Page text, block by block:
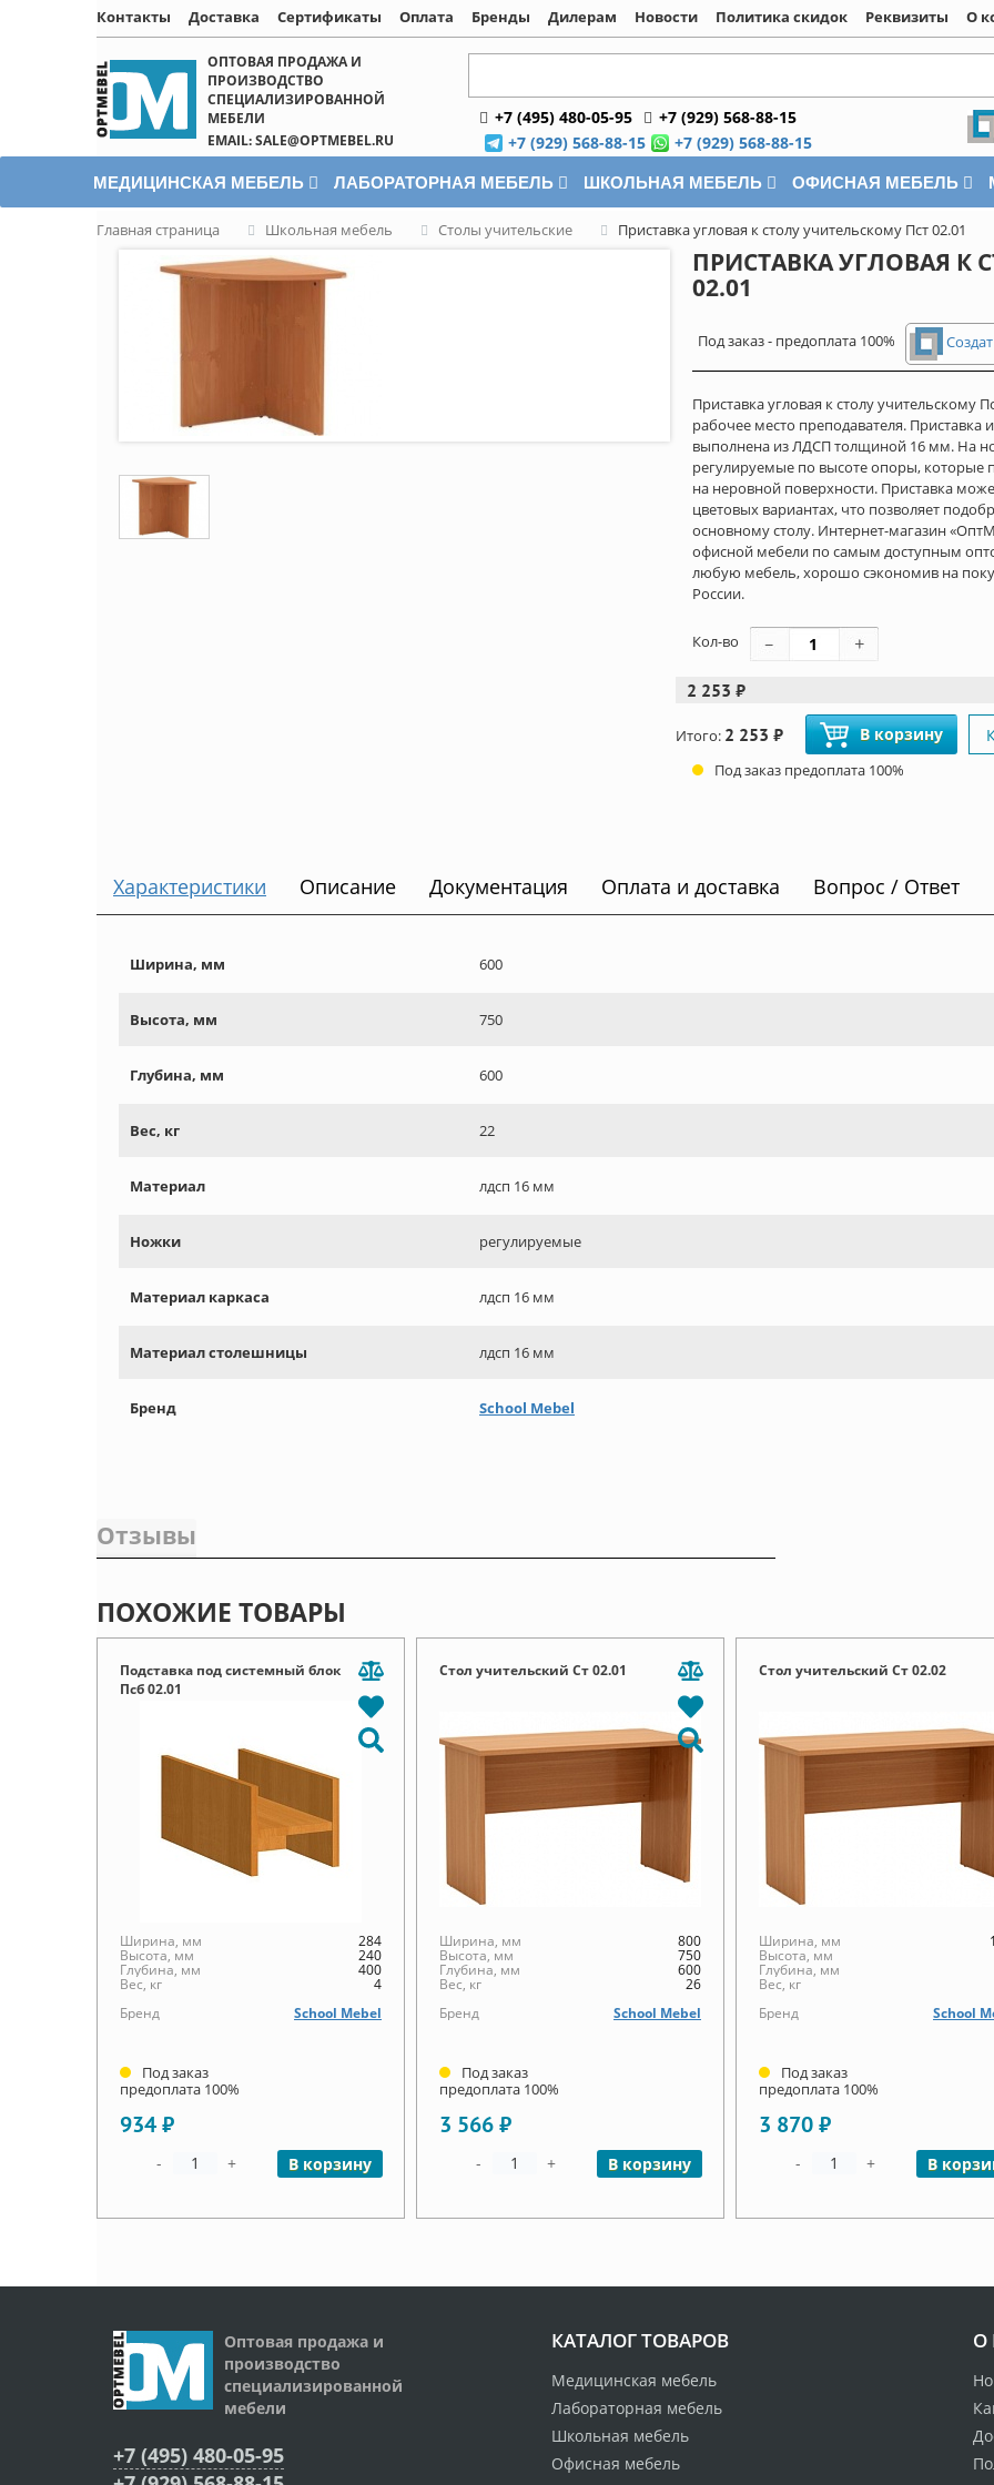
Контакты Доставка Сертификаты Оплата Бренды Дилерам Новости Политика скидок Реквизиты
О
Написать онлайнОПТОВАЯ ПРОДАЖА И
ПРОИЗВОДСТВО
СПЕЦИАЛИЗИРОВАННОЙ
МЕБЕЛИ
EMAIL: SALE@OPTMEBEL.RU
+7 (495) 480-05-95
+7 (929) 568-88-15
+7 (929) 568-88-15
+7 (929) 568-88-15
МЕДИЦИНСКАЯ МЕБЕЛЬ ЛАБОРАТОРНАЯ МЕБЕЛЬ ШКОЛЬНАЯ МЕБЕЛЬ ОФИСНАЯ МЕБЕЛЬ
Главная страница Школьная мебель Столы учительские Приставка угловая к столу учительскому Пст 02.01
ПРИСТАВКА УГЛОВАЯ К
02.01
Под заказ - предоплата 100%
Приставка угловая к столу учительскому
рабочее место преподавателя.
выполнена из ЛДСП толщиной 16 мм. На
регулируемые по высоте опоры, которые
на неровной поверхности. Приставка
цветовых вариантах, что позволяет
основному столу. Интернет-магазин
офисной мебели по самым доступным
любую мебель, хорошо сэкономив на
России.
Кол-во
2 253 ₽
Итого: 2 253 ₽ В корзину
Под заказ предоплата 100%
Характеристики Описание Документация Оплата и доставка Вопрос / Ответ
Ширина, мм 600
Высота, мм 750
Глубина, мм 600
Вес, кг 22
Материал лдсп 16 мм
Ножки регулируемые
Материал каркаса лдсп 16 мм
Материал столешницы лдсп 16 мм
Бренд School Mebel
Отзывы
ПОХОЖИЕ ТОВАРЫ
Подставка под системный блок
Псб 02.01
Ширина, мм 284
Высота, мм 240
Глубина, мм 400
Вес, кг
4
Бренд
School Mebel
Под заказ
предоплата 100%
934 ₽
- + В корзину
Стол учительский Ст 02.01
Ширина, мм 800
Высота, мм 750
Глубина, мм 600
Вес, кг
26
Бренд
School Mebel
Под заказ
предоплата 100%
3 566 ₽
- + В корзину
Стол учительский Ст 02.02
Ширина, мм
Высота, мм
Глубина, мм
Вес, кг
Бренд
School
Под заказ
предоплата 100%
3 870 ₽
- + В
Оптовая продажа и
производство
специализированной
мебели
+7 (495) 480-05-95
КАТАЛОГ ТОВАРОВ
Медицинская мебель
Лабораторная мебель
Школьная мебель
Офисная мебель
О